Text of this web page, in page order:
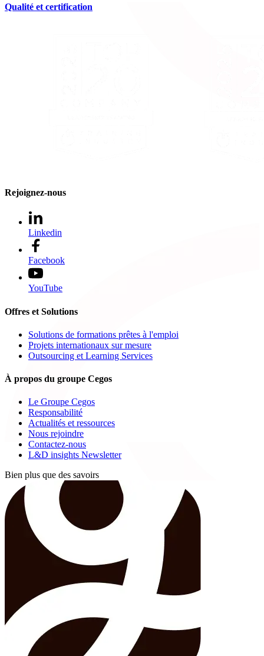
Qualité et certification
Rejoignez-nous
Linkedin
Facebook
YouTube
Offres et Solutions
Solutions de formations prêtes à l'emploi
Projets internationaux sur mesure
Outsourcing et Learning Services
À propos du groupe Cegos
Le Groupe Cegos
Responsabilité
Actualités et ressources
Nous rejoindre
Contactez-nous
L&D insights Newsletter
Bien plus que des savoirs